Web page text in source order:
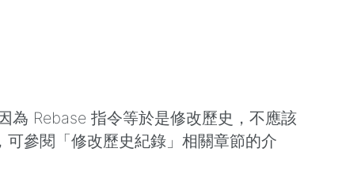
Rebase 指令等於是修改歷史，不應該
參閱「修改歷史紀錄」相關章節的介